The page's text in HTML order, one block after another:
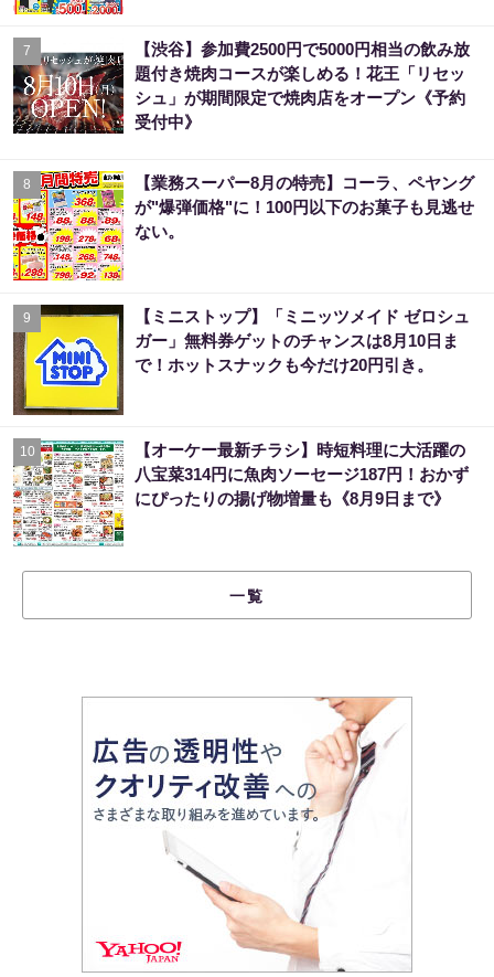
7
【渋谷】参加費2500円で5000円相当の飲み放
題付き焼肉コースが楽しめる！花王「リセッ
シュ」が期間限定で焼肉店をオープン《予約
受付中》
8
【業務スーパー8月の特売】コーラ、ペヤング
が"爆弾価格"に！100円以下のお菓子も見逃せ
ない。
9
【ミニストップ】「ミニッツメイド ゼロシュ
ガー」無料券ゲットのチャンスは8月10日ま
で！ホットスナックも今だけ20円引き。
10
【オーケー最新チラシ】時短料理に大活躍の
八宝菜314円に魚肉ソーセージ187円！おかず
にぴったりの揚げ物増量も《8月9日まで》
一覧